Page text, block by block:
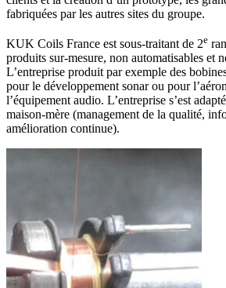
fabriquées par les autres sites du groupe.
KUK Coils France est sous-traitant de 2e
produits sur-mesure, non automatisables et
L’entreprise produit par exemple des
pour le développement sonar ou pour
l’équipement audio. L’entreprise s’est
maison-mère (management de la qualité,
amélioration continue).